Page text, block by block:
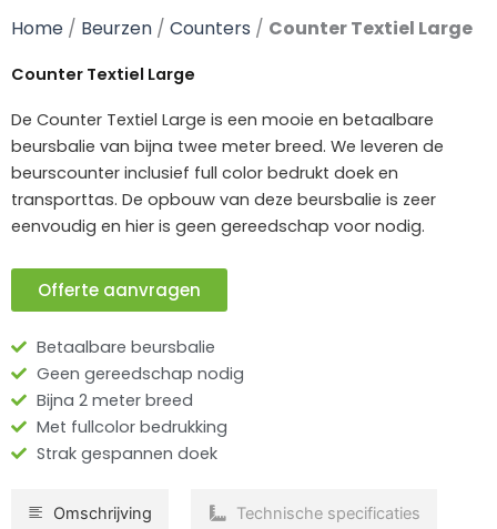
Home / Beurzen / Counters / Counter Textiel Large
Counter Textiel Large
De Counter Textiel Large is een mooie en betaalbare
beursbalie van bijna twee meter breed. We leveren de
beurscounter inclusief full color bedrukt doek en
transporttas. De opbouw van deze beursbalie is zeer
eenvoudig en hier is geen gereedschap voor nodig.
Offerte aanvragen
Betaalbare beursbalie
Geen gereedschap nodig
Bijna 2 meter breed
Met fullcolor bedrukking
Strak gespannen doek
Omschrijving Technische specificaties